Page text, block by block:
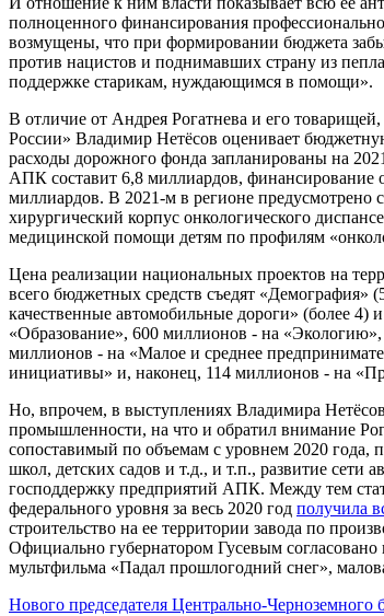
полноценного финансирования
возмущены, что при формировании бюджета
против нацистов и поднимавших страну из
поддержке старикам, нуждающимся в помощи».
В отличие от Андрея Рогатнева и его
России» Владимир Нетёсов оценивает
расходы дорожного фонда запланированы на
АПК составит 6,8 миллиардов, финансирование
миллиардов. В 2021-м в регионе предусмотрено
хирургический корпус онкологического
медицинской помощи детям по профилям
Цена реализации национальных проектов на
всего бюджетных средств съедят «Демография»
качественные автомобильные дороги» (более 4)
«Образование», 600 миллионов - на
миллионов - на «Малое и среднее
инициативы» и, наконец, 114 миллионов - на
Но, впрочем, в выступлениях Владимира
промышленности, на что и обратил внимание
сопоставимый по объемам с уровнем 2020 года,
школ, детских садов и т.д., и т.п., развитие сети
господдержку предприятий АПК. Между тем
федерального уровня за весь 2020 год получила
строительство на ее территории завода по
Официально губернатором Гусевым согласовано
мультфильма «Падал прошлогодний снег»,
Нового председателя Центрально-